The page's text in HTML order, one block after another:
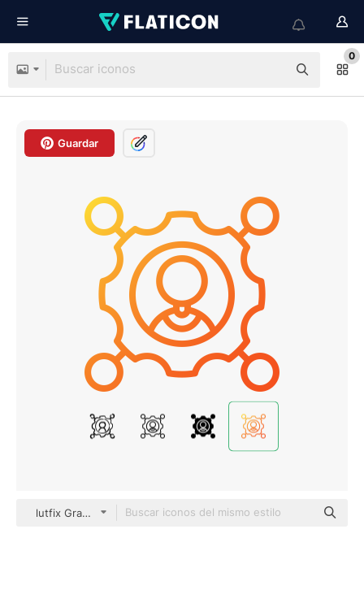
0
Guardar
lutfix Gradient